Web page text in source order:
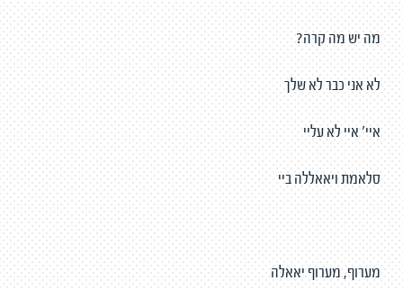
מה יש מה קרה?
לא אני כבר לא שלך
איי’ איי לא עליי
סלאמת ויאאללה ביי
מערוף, מערוף יאאלה